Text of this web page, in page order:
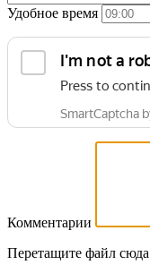
Удобное время
Комментарии
Перетащите файл сюда